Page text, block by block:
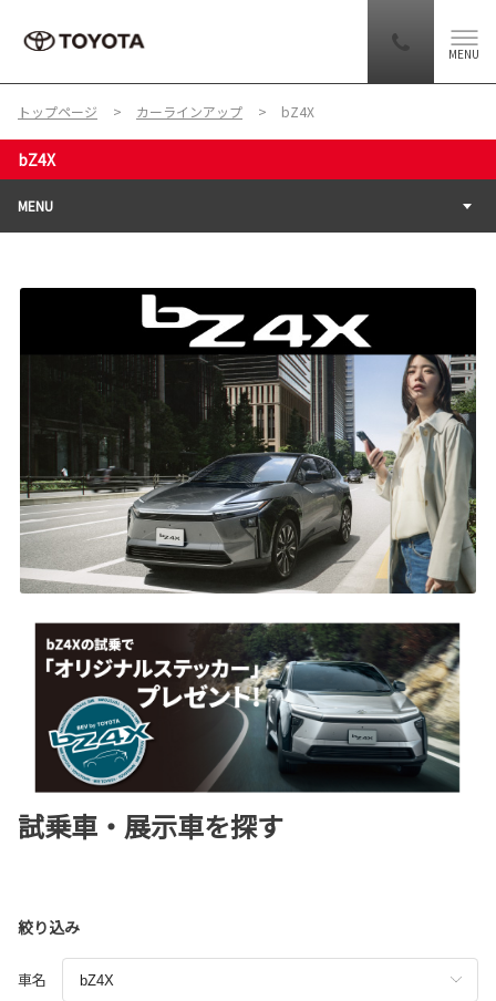
MENU
トップページ カーラインアップ bZ4X
bZ4X
MENU
試乗車・展示車を探す
絞り込み
車名